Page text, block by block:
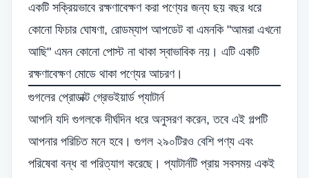
একটি সক্রিয়ভাবে রক্ষণাবেক্ষণ করা পণ্যের জন্য ছয় বছর ধরে
কোনো ফিচার ঘোষণা, রোডম্যাপ আপডেট বা এমনকি "আমরা এখনো
আছি" এমন কোনো পোস্ট না থাকা স্বাভাবিক নয়। এটি একটি
রক্ষণাবেক্ষণ মোডে থাকা পণ্যের আচরণ।
গুগলের প্রোডাক্ট গ্রেভইয়ার্ড প্যাটার্ন
আপনি যদি গুগলকে দীর্ঘদিন ধরে অনুসরণ করেন, তবে এই গল্পটি
আপনার পরিচিত মনে হবে। গুগল ২৯০টিরও বেশি পণ্য এবং
পরিষেবা বন্ধ বা পরিত্যাগ করেছে। প্যাটার্নটি প্রায় সবসময় একই